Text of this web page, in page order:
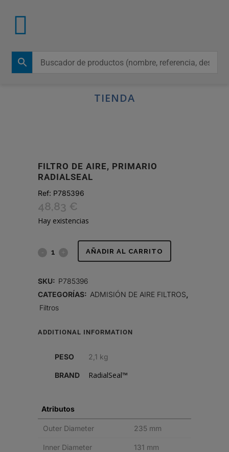
TIENDA
FILTRO DE AIRE, PRIMARIO
RADIALSEAL
Ref: P785396
48,83 €
Hay existencias
FILTRO
PRIMARIO
AÑADIR AL CARRITO
SKU: P785396
CATEGORÍAS: ADMISIÓN DE AIRE FILTROS
Filtros
ADDITIONAL INFORMATION
PESO 2,1 kg
BRAND RadialSeal™
Atributos
Outer Diameter 235 mm
Inner Diameter 131 mm